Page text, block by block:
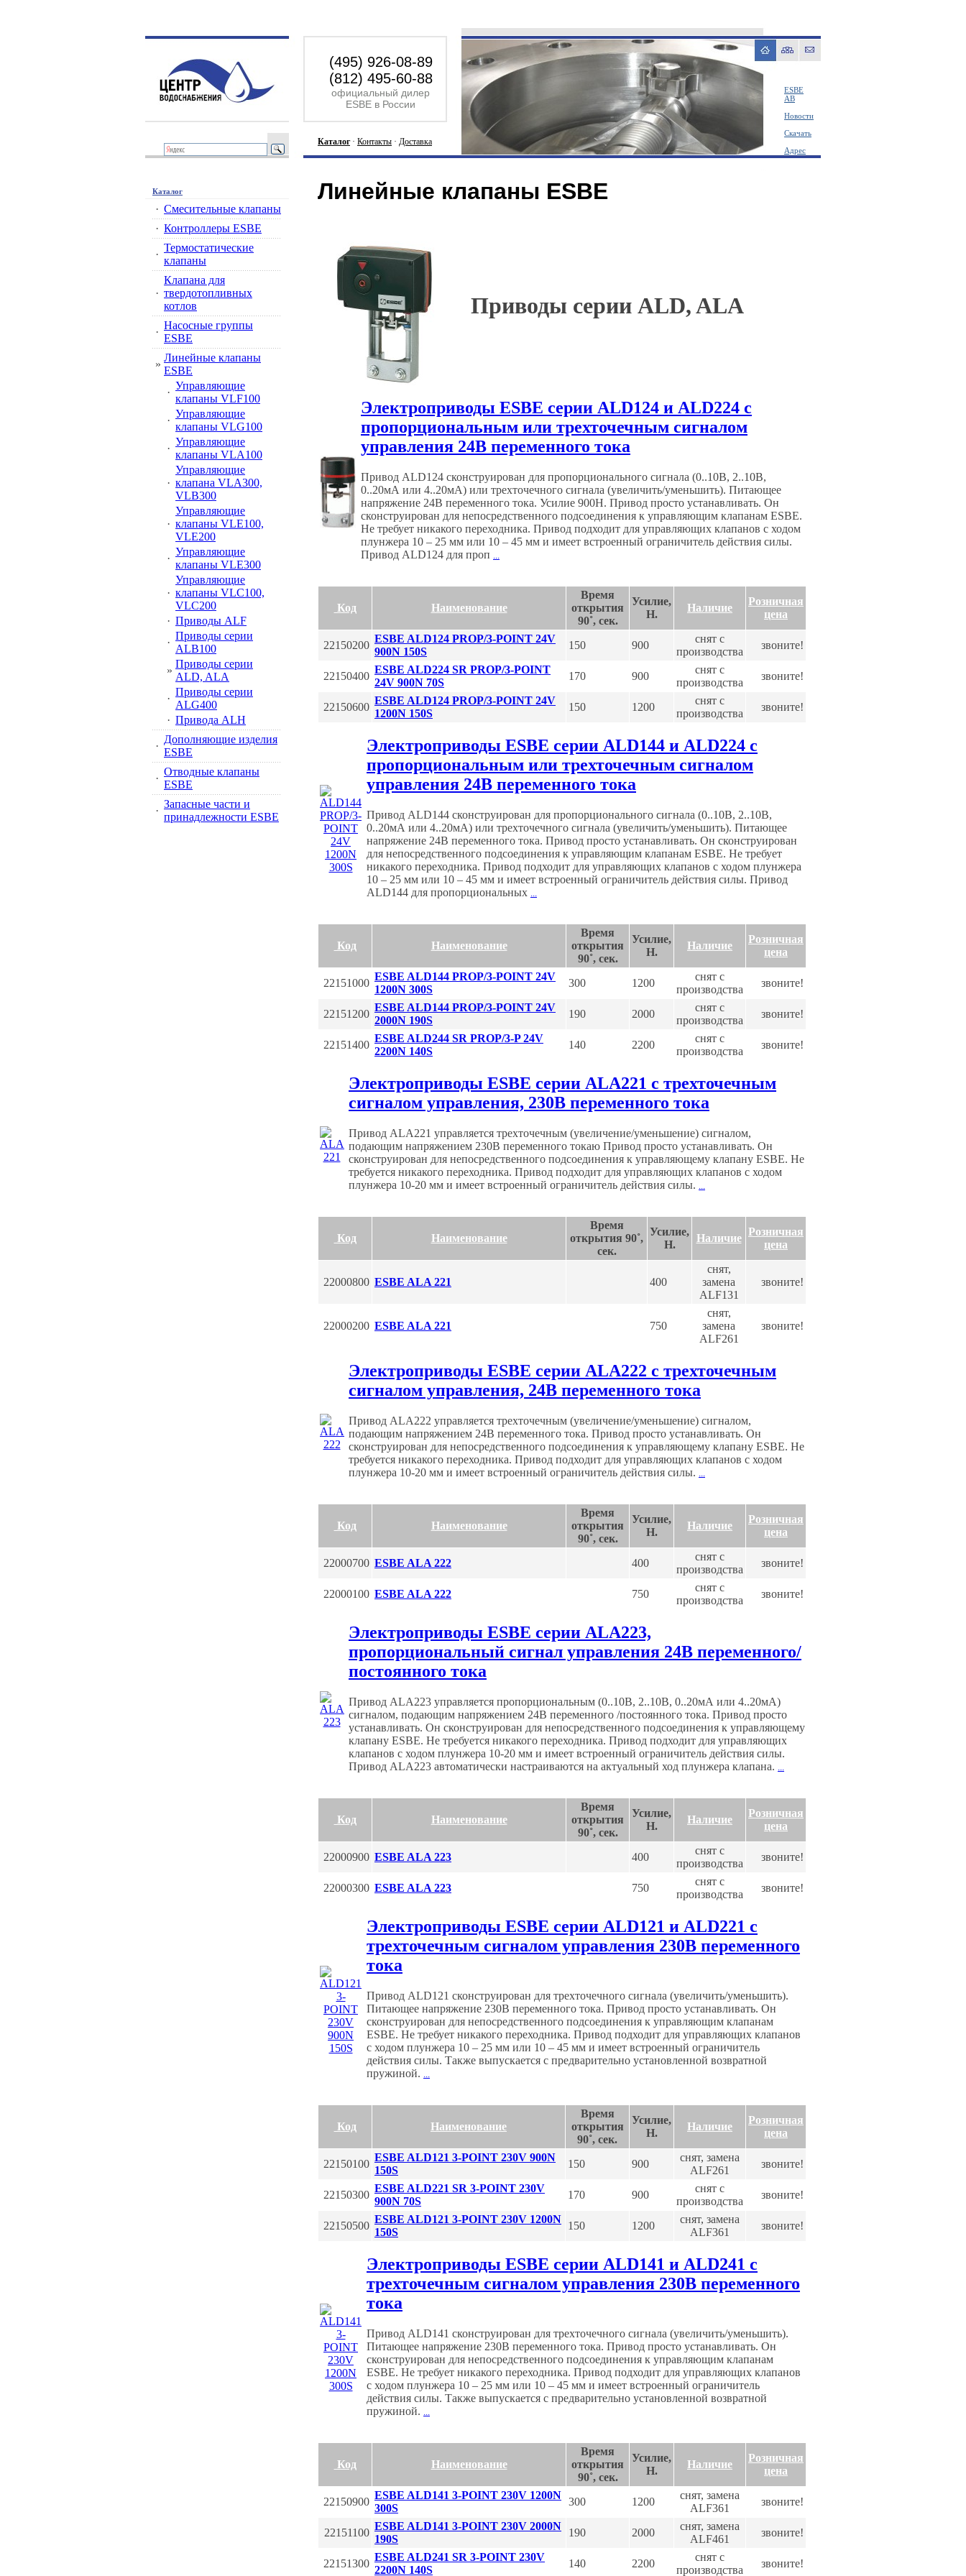
(495) 926-08-89
(812) 495-60-88
официальный дилер
ESBE в России
ESBE
AB
Новости
Скачать
Адрес
Каталог· Контакты · Доставка
Каталог
· Смесительные клапаны
· Контроллеры ESBE
·
Термостатические
клапаны
·
Клапана для
твердотопливных
котлов
·
Насосные группы
ESBE
»
Линейные клапаны
ESBE
·
Управляющие
клапаны VLF100
·
Управляющие
клапаны VLG100
·
Управляющие
клапаны VLA100
·
Управляющие
клапана VLA300,
VLB300
·
Управляющие
клапаны VLE100,
VLE200
·
Управляющие
клапаны VLE300
·
Управляющие
клапаны VLC100,
VLC200
· Приводы ALF
·
Приводы серии
ALB100
»
Приводы серии
ALD, ALA
·
Приводы серии
ALG400
· Привода ALH
·
Дополняющие изделия
ESBE
·
Отводные клапаны
ESBE
·
Запасные части и
принадлежности ESBE
Линейные клапаны ESBE
Приводы серии ALD, ALA
Электроприводы ESBE серии ALD124 и ALD224 с
пропорциональным или трехточечным сигналом
управления 24В переменного тока
Привод ALD124 сконструирован для пропорционального сигнала (0..10В, 2..10В,
0..20мА или 4..20мА) или трехточечного сигнала (увеличить/уменьшить). Питающее
напряжение 24В переменного тока. Усилие 900Н. Привод просто устанавливать. Он
сконструирован для непосредственного подсоединения к управляющим клапанам ESBE.
Не требует никакого переходника. Привод подходит для управляющих клапанов с ходом
плунжера 10 – 25 мм или 10 – 45 мм и имеет встроенный ограничитель действия силы.
Привод ALD124 для проп
Код Наименование
Время
открытия
90˚, сек.
Усилие,
H.
Наличие
Розничная
цена
22150200
ESBE ALD124 PROP/3-POINT 24V
900N 150S
150 900
снят с
производства
звоните!
22150400
ESBE ALD224 SR PROP/3-POINT
24V 900N 70S
170 900
снят с
производства
звоните!
22150600
ESBE ALD124 PROP/3-POINT 24V
1200N 150S
150 1200
снят с
производства
звоните!
Электроприводы ESBE серии ALD144 и ALD224 с
пропорциональным или трехточечным сигналом
управления 24В переменного тока
Привод ALD144 сконструирован для пропорционального сигнала (0..10В, 2..10В,
0..20мА или 4..20мА) или трехточечного сигнала (увеличить/уменьшить). Питающее
напряжение 24В переменного тока. Привод просто устанавливать. Он сконструирован
для непосредственного подсоединения к управляющим клапанам ESBE. Не требует
никакого переходника. Привод подходит для управляющих клапанов с ходом плунжера
10 – 25 мм или 10 – 45 мм и имеет встроенный ограничитель действия силы. Привод
ALD144 для пропорциональных
Код Наименование
Время
открытия
90˚, сек.
Усилие,
H.
Наличие
Розничная
цена
22151000
ESBE ALD144 PROP/3-POINT 24V
1200N 300S
300 1200
снят с
производства
звоните!
22151200
ESBE ALD144 PROP/3-POINT 24V
2000N 190S
190 2000
снят с
производства
звоните!
22151400
ESBE ALD244 SR PROP/3-P 24V
2200N 140S
140 2200
снят с
производства
звоните!
Электроприводы ESBE серии АLA221 с трехточечным
сигналом управления, 230В переменного тока
Привод ALA221 управляется трехточечным (увеличение/уменьшение) сигналом,
подающим напряжением 230В переменного токаю Привод просто устанавливать. Он
сконструирован для непосредственного подсоединения к управляющему клапану ESBE. Не
требуется никакого переходника. Привод подходит для управляющих клапанов с ходом
плунжера 10-20 мм и имеет встроенный ограничитель действия силы.
Код Наименование
Время
открытия 90˚,
сек.
Усилие,
H.
Наличие
Розничная
цена
22000800 ESBE ALA 221 400
снят,
замена
ALF131
звоните!
22000200 ESBE ALA 221 750
снят,
замена
ALF261
звоните!
Электроприводы ESBE серии АLA222 с трехточечным
сигналом управления, 24В переменного тока
Привод ALA222 управляется трехточечным (увеличение/уменьшение) сигналом,
подающим напряжением 24В переменного тока. Привод просто устанавливать. Он
сконструирован для непосредственного подсоединения к управляющему клапану ESBE. Не
требуется никакого переходника. Привод подходит для управляющих клапанов с ходом
плунжера 10-20 мм и имеет встроенный ограничитель действия силы.
Код Наименование
Время
открытия
90˚, сек.
Усилие,
H.
Наличие
Розничная
цена
22000700 ESBE ALA 222 400
снят с
производства
звоните!
22000100 ESBE ALA 222 750
снят с
производства
звоните!
Электроприводы ESBE серии АLA223,
пропорциональный сигнал управления 24В переменного/
постоянного тока
Привод ALA223 управляется пропорциональным (0..10В, 2..10В, 0..20мА или 4..20мА)
сигналом, подающим напряжением 24В переменного /постоянного тока. Привод просто
устанавливать. Он сконструирован для непосредственного подсоединения к управляющему
клапану ESBE. Не требуется никакого переходника. Привод подходит для управляющих
клапанов с ходом плунжера 10-20 мм и имеет встроенный ограничитель действия силы.
Привод ALA223 автоматически настраиваются на актуальный ход плунжера клапана.
Код Наименование
Время
открытия
90˚, сек.
Усилие,
H.
Наличие
Розничная
цена
22000900 ESBE ALA 223 400
снят с
производства
звоните!
22000300 ESBE ALA 223 750
снят с
производства
звоните!
Электроприводы ESBE серии АLD121 и ALD221 с
трехточечным сигналом управления 230В переменного
тока
Привод ALD121 сконструирован для трехточечного сигнала (увеличить/уменьшить).
Питающее напряжение 230В переменного тока. Привод просто устанавливать. Он
сконструирован для непосредственного подсоединения к управляющим клапанам
ESBE. Не требует никакого переходника. Привод подходит для управляющих клапанов
с ходом плунжера 10 – 25 мм или 10 – 45 мм и имеет встроенный ограничитель
действия силы. Также выпускается с предварительно установленной возвратной
пружиной.
Код Наименование
Время
открытия
90˚, сек.
Усилие,
H.
Наличие
Розничная
цена
22150100
ESBE ALD121 3-POINT 230V 900N
150S
150 900
снят, замена
ALF261
звоните!
22150300
ESBE ALD221 SR 3-POINT 230V
900N 70S
170 900
снят с
производства
звоните!
22150500
ESBE ALD121 3-POINT 230V 1200N
150S
150 1200
снят, замена
ALF361
звоните!
Электроприводы ESBE серии АLD141 и ALD241 с
трехточечным сигналом управления 230В переменного
тока
Привод ALD141 сконструирован для трехточечного сигнала (увеличить/уменьшить).
Питающее напряжение 230В переменного тока. Привод просто устанавливать. Он
сконструирован для непосредственного подсоединения к управляющим клапанам
ESBE. Не требует никакого переходника. Привод подходит для управляющих клапанов
с ходом плунжера 10 – 25 мм или 10 – 45 мм и имеет встроенный ограничитель
действия силы. Также выпускается с предварительно установленной возвратной
пружиной.
Код Наименование
Время
открытия
90˚, сек.
Усилие,
H.
Наличие
Розничная
цена
22150900
ESBE ALD141 3-POINT 230V 1200N
300S
300 1200
снят, замена
ALF361
звоните!
22151100
ESBE ALD141 3-POINT 230V 2000N
190S
190 2000
снят, замена
ALF461
звоните!
22151300
ESBE ALD241 SR 3-POINT 230V
2200N 140S
140 2200
снят с
производства
звоните!